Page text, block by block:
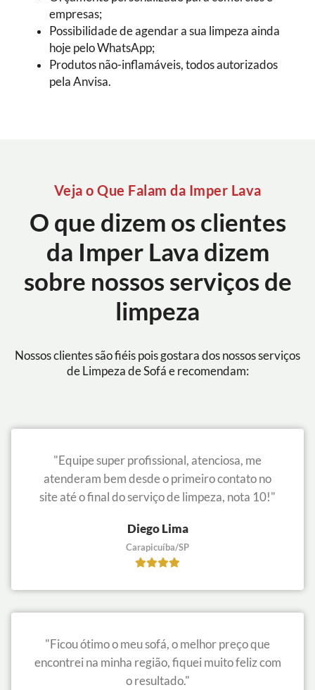
empresas;
Possibilidade de agendar a sua limpeza ainda
hoje pelo WhatsApp;
Produtos não-inflamáveis, todos autorizados
pela Anvisa.
Veja o Que Falam da Imper Lava
O que dizem os clientes
da Imper Lava dizem
sobre nossos serviços de
limpeza
Nossos clientes são fiéis pois gostara dos nossos serviços
de Limpeza de Sofá e recomendam:
"Equipe super profissional, atenciosa, me
atenderam bem desde o primeiro contato no
site até o final do serviço de limpeza, nota 10!"
Diego Lima
Carapicuíba/SP
"Ficou ótimo o meu sofá, o melhor preço que
encontrei na minha região, fiquei muito feliz com
o resultado."